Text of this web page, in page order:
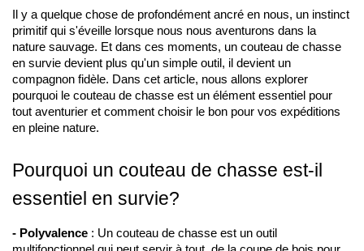
Il y a quelque chose de profondément ancré en nous, un instinct
primitif qui s'éveille lorsque nous nous aventurons dans la
nature sauvage. Et dans ces moments, un couteau de chasse
en survie devient plus qu'un simple outil, il devient un
compagnon fidèle. Dans cet article, nous allons explorer
pourquoi le couteau de chasse est un élément essentiel pour
tout aventurier et comment choisir le bon pour vos expéditions
en pleine nature.
Pourquoi un couteau de chasse est-il
essentiel en survie?
- Polyvalence : Un couteau de chasse est un outil